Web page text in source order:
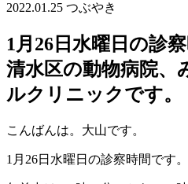
2022.01.25 つぶやき
1月26日水曜日の診
清水区の動物病院、
ルクリニックです。
こんばんは。大山です。
1月26日水曜日の診察時間です。